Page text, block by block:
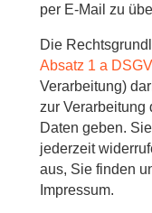
per E-Mail zu
Die
Absatz 1 a
Verarbeitung)
zur Verarbeitung
Daten geben.
jederzeit
aus, Sie finden
Impressum.